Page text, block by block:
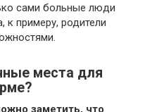
сами больные люди
к примеру, родители
места для
заметить, что